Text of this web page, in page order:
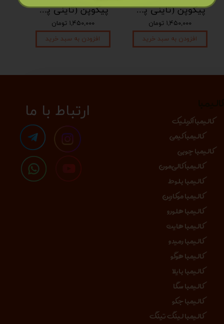
پیکوپن (تاینی پن) 6 نت برند دلکو
۱,۴۵۰,۰۰۰ تومان
افزودن به سبد خرید
پیکوپن (تاینی پن) 6 نت برند دلکو
۱,۴۵۰,۰۰۰ تومان
افزودن به سبد خرید
​​​ارتباط با ما
کالیمبا اکریلیک
کالیمبا کیمی
کالیمبا چوبی
کالیمبا کالی‌مون
کالیمبا بلوط
کالیمبا موکارین
کالیمبا هلورو
کالیمبا هایت
کالیمبا رمیدو
کالیمبا هوگو
کالیمبا بایلا
کالیمبا سگا
کالیمبا جکو
کالیمبا لینگ تینگ